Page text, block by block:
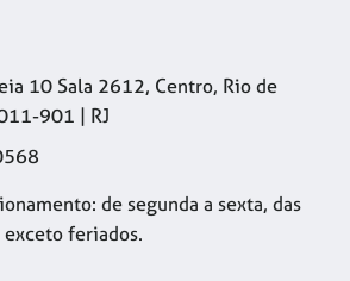
10 Sala 2612, Centro, Rio de
901 | RJ
de segunda a sexta, das
feriados.